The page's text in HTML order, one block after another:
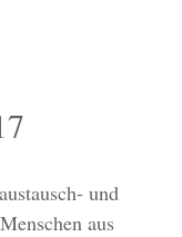
und
aus